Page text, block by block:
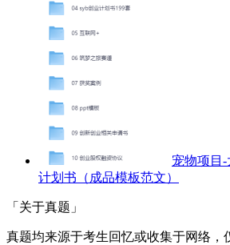
宠物项目-
计划书（成品模板范文）
「关于真题」
真题均来源于考生回忆或收集于网络，